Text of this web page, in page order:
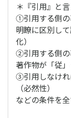
＊『引用』と
①引用する側の
明瞭に区別し
化）
②引用する側の
著作物が「従
③引用しなけれ
（必然性）
などの条件を